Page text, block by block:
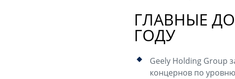
ГЛАВНЫЕ
ГОДУ
Geely Holding Group
концернов по